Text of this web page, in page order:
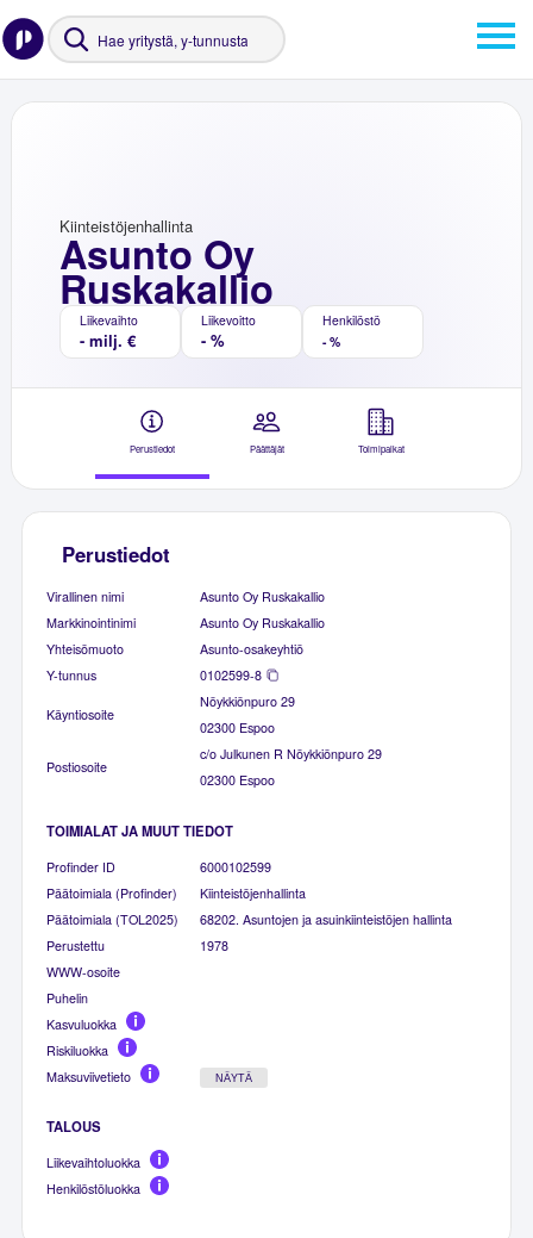
Asunto Oy
Ruskakallio
Kiinteistöjenhallinta
Liikevaihto
- milj. €
Liikevoitto
- %
Henkilöstö
- %
Perustiedot Päättäjät Toimipaikat
Perustiedot
Virallinen nimi
Asunto Oy Ruskakallio
Markkinointinimi
Asunto Oy Ruskakallio
Yhteisömuoto
Asunto-osakeyhtiö
Y-tunnus
0102599-8
Käyntiosoite
Nöykkiönpuro 29
02300 Espoo
Postiosoite
c/o Julkunen R Nöykkiönpuro 29
02300 Espoo
TOIMIALAT JA MUUT TIEDOT
Profinder ID
6000102599
Päätoimiala (Profinder)
Kiinteistöjenhallinta
Päätoimiala (TOL2025)
68202. Asuntojen ja asuinkiinteistöjen hallinta
Perustettu
1978
WWW-osoite
Puhelin
Kasvuluokka
Riskiluokka
Maksuviivetieto
NÄYTÄ
TALOUS
Liikevaihtoluokka
Henkilöstöluokka